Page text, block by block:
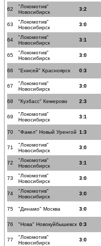
62
"Локомотив"
Новосибирск
3:2
63
"Локомотив"
Новосибирск
3:0
64
"Локомотив"
Новосибирск
3:1
65
"Локомотив"
Новосибирск
3:0
66 "Енисей" Красноярск 0:3
67
"Локомотив"
Новосибирск
3:0
68 "Кузбасс" Кемерово 2:3
69
"Локомотив"
Новосибирск
3:1
70 "Факел" Новый Уренгой 1:3
71
"Локомотив"
Новосибирск
3:0
72
"Локомотив"
Новосибирск
3:1
73
"Локомотив"
Новосибирск
3:0
74
"Локомотив"
Новосибирск
3:0
75 "Динамо" Москва 3:0
76 "Нова" Новокуйбышевск 0:3
77
"Локомотив"
Новосибирск
3:0